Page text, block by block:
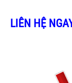
LIÊN HỆ